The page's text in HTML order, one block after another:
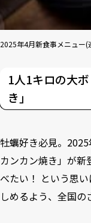
2025年4月新食事メニュー(
1人1キロの大
き」
牡蠣好き必見。
カンカン焼き」が
べたい！ という思
しめるよう、全国の